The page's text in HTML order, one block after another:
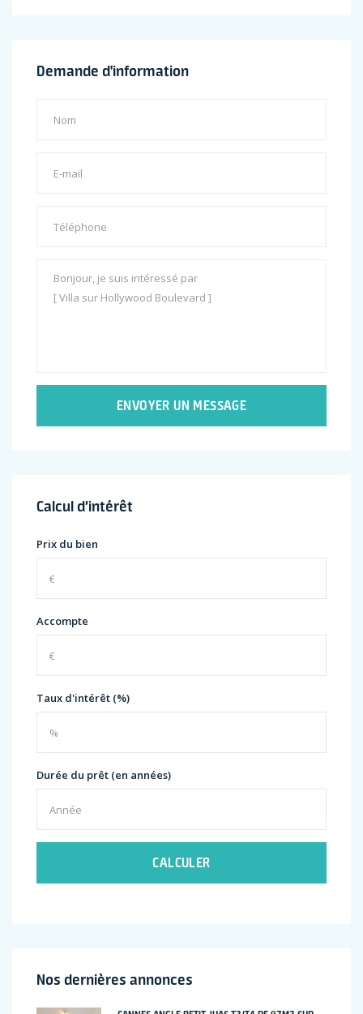
Demande d'information
ENVOYER UN MESSAGE
Calcul d’intérêt
Prix du bien
Accompte
Taux d'intérêt (%)
Durée du prêt (en années)
CALCULER
Nos dernières annonces